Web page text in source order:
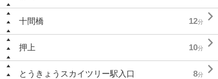
十間橋 12分 
押上 10分 
とうきょうスカイツリー駅入口 8分 